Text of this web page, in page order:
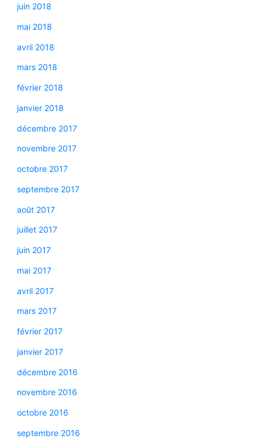
juin 2018
mai 2018
avril 2018
mars 2018
février 2018
janvier 2018
décembre 2017
novembre 2017
octobre 2017
septembre 2017
août 2017
juillet 2017
juin 2017
mai 2017
avril 2017
mars 2017
février 2017
janvier 2017
décembre 2016
novembre 2016
octobre 2016
septembre 2016